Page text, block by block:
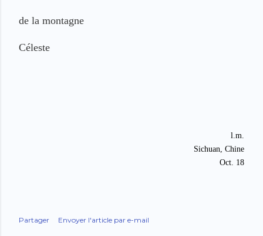
de la montagne
Céleste
l.m.
Sichuan, Chine
Oct. 18
Partager Envoyer l'article par e-mail